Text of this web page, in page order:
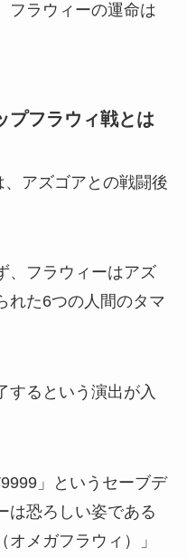
フラウィーの運命は
プフラウィ戦とは
アズゴアとの戦闘後
、フラウィーはアズ
れた6つの人間のタマ
するという演出が入
」というセーブデ
は恐ろしい姿である
オメガフラウィ）」